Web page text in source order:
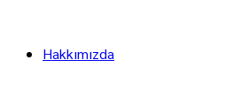
Hakkımızda